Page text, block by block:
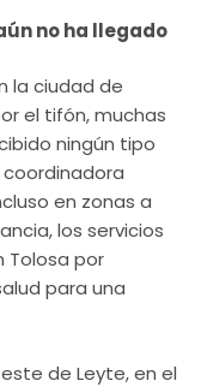
no ha llegado
la ciudad de
el tifón, muchas
ningún tipo
coordinadora
en zonas a
los servicios
Tolosa por
para una
de Leyte, en el